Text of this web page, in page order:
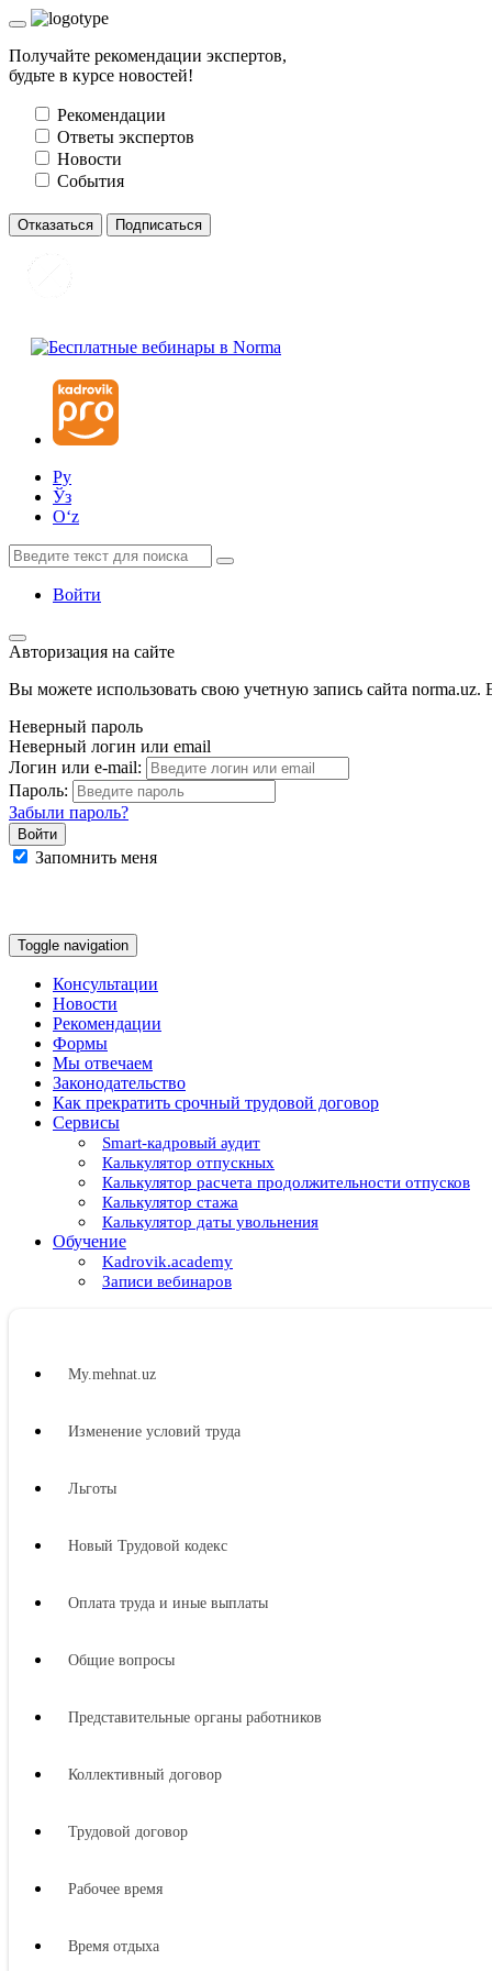
Получайте рекомендации экспертов,
будьте в курсе новостей!
Рекомендации
Ответы экспертов
Новости
События
Отказаться Подписаться
Ру
Ўз
Oʻz
Войти
Авторизация на сайте
Вы можете использовать свою учетную запись сайта norma.uz.
Неверный пароль
Неверный логин или email
Логин или e-mail:
Пароль:
Забыли пароль?
Запомнить меня
Toggle navigation
Консультации
Новости
Рекомендации
Формы
Мы отвечаем
Законодательство
Как прекратить срочный трудовой договор
Сервисы
Smart-кадровый аудит
Калькулятор отпускных
Калькулятор расчета продолжительности отпусков
Калькулятор стажа
Калькулятор даты увольнения
Обучение
Kadrovik.academy
Записи вебинаров
My.mehnat.uz
Изменение условий труда
Льготы
Новый Трудовой кодекс
Оплата труда и иные выплаты
Общие вопросы
Представительные органы работников
Коллективный договор
Трудовой договор
Рабочее время
Время отдыха